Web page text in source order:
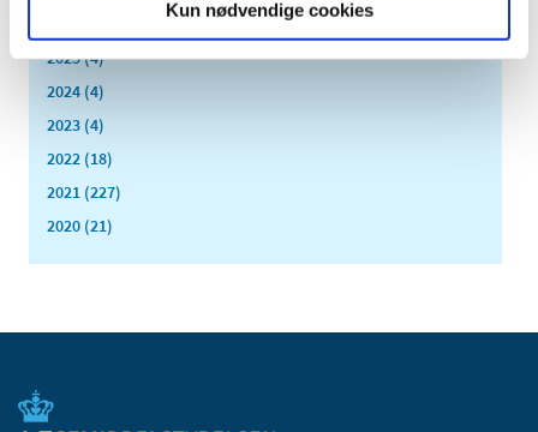
Kun nødvendige cookies
2025 (4)
2024 (4)
2023 (4)
2022 (18)
2021 (227)
2020 (21)